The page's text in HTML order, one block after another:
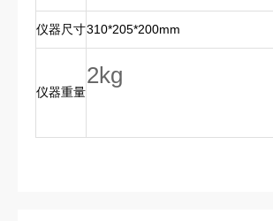
仪器尺寸310*205*200mm
仪器重量
2kg